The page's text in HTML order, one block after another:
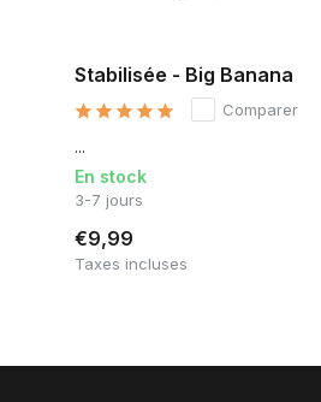
Stabilisée - Big Banana
Comparer
...
En stock
3-7 jours
€9,99
Taxes incluses